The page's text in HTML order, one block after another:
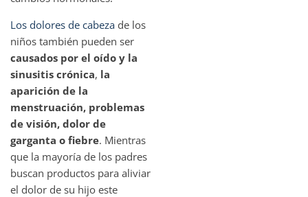
Los dolores de cabeza de los
niños también pueden ser
causados ​​por el oído y la
sinusitis crónica, la
aparición de la
menstruación, problemas
de visión, dolor de
garganta o fiebre. Mientras
que la mayoría de los padres
buscan productos para aliviar
el dolor de su hijo este